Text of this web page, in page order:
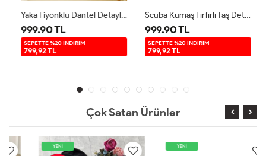
Yaka Fiyonklu Dantel Detaylı Takım Pembe TB80108
999.90 TL
SEPETTE %20 İNDİRİM
799,92 TL
Scuba Kumaş Fırfırlı Taş Detaylı Takım Bordo YRN30520
999.90 TL
SEPETTE %20 İNDİRİM
799,92 TL
Çok Satan Ürünler